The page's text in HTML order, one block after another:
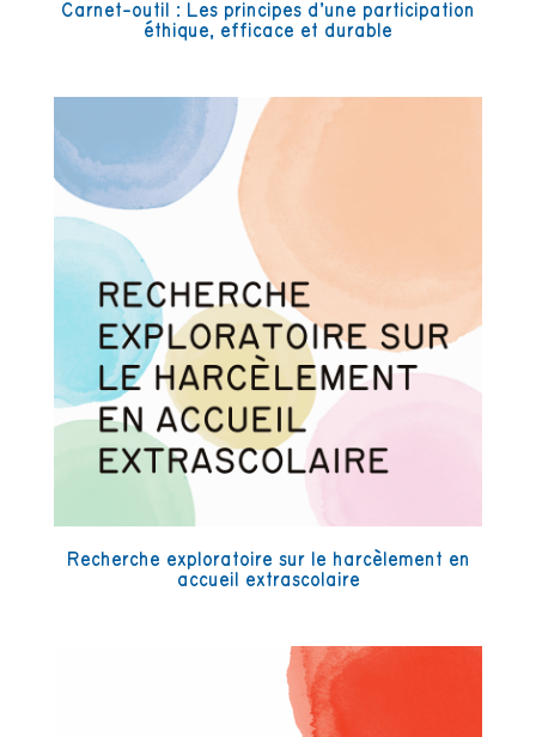
Carnet-outil : Les principes d’une participation
éthique, efficace et durable
Recherche exploratoire sur le harcèlement en
accueil extrascolaire